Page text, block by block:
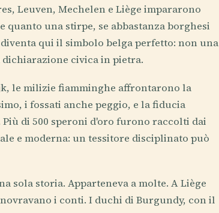
Leuven, Mechelen e Liège impararono
una stirpe, se abbastanza borghesi
qui il simbolo belga perfetto: non una
civica in pietra.
le milizie fiamminghe affrontarono la
i fossati anche peggio, e la fiducia
di 500 speroni d'oro furono raccolti dai
e moderna: un tessitore disciplinato può
sola storia. Apparteneva a molte. A Liège
i conti. I duchi di Burgundy, con il